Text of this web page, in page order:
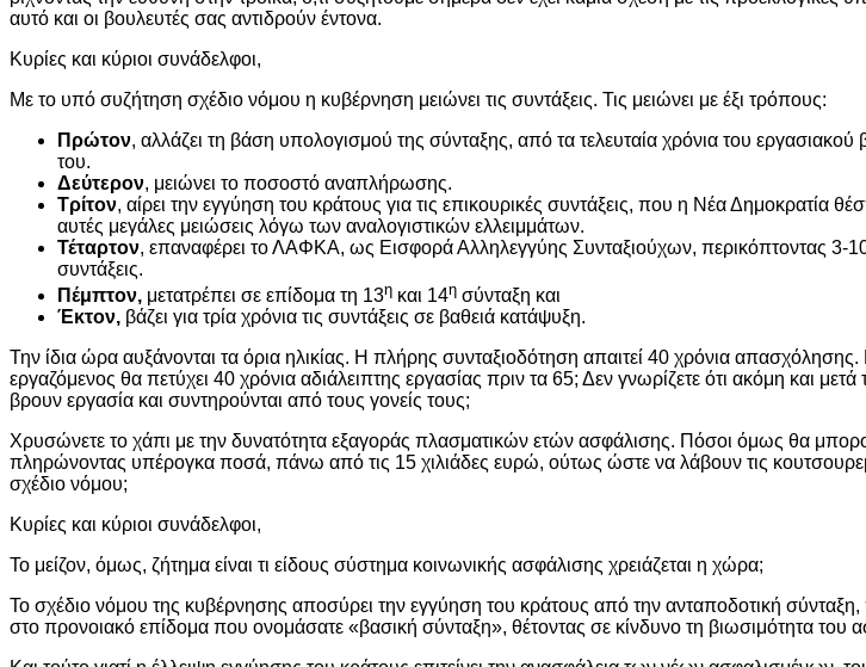
αυτό και οι βουλευτές σας αντιδρούν έντονα.
Κυρίες και κύριοι συνάδελφοι,
Με το υπό συζήτηση σχέδιο νόμου η κυβέρνηση μειώνει τις συντάξεις. Τις μειώνει με έξι τρόπους:
Πρώτον, αλλάζει τη βάση υπολογισμού της σύνταξης, από τα τελευταία χρόνια του
του.
Δεύτερον, μειώνει το ποσοστό αναπλήρωσης.
Τρίτον, αίρει την εγγύηση του κράτους για τις επικουρικές συντάξεις, που η Νέα Δημοκρατία
αυτές μεγάλες μειώσεις λόγω των αναλογιστικών ελλειμμάτων.
Τέταρτον, επαναφέρει το ΛΑΦΚΑ, ως Εισφορά Αλληλεγγύης Συνταξιούχων, περικόπτοντας 3-
συντάξεις.
Πέμπτον, μετατρέπει σε επίδομα τη 13η και 14η σύνταξη και
Έκτον, βάζει για τρία χρόνια τις συντάξεις σε βαθειά κατάψυξη.
Την ίδια ώρα αυξάνονται τα όρια ηλικίας. Η πλήρης συνταξιοδότηση απαιτεί 40 χρόνια απασχόλησης.
εργαζόμενος θα πετύχει 40 χρόνια αδιάλειπτης εργασίας πριν τα 65; Δεν γνωρίζετε ότι ακόμη και μετά
βρουν εργασία και συντηρούνται από τους γονείς τους;
Χρυσώνετε το χάπι με την δυνατότητα εξαγοράς πλασματικών ετών ασφάλισης. Πόσοι όμως θα
πληρώνοντας υπέρογκα ποσά, πάνω από τις 15 χιλιάδες ευρώ, ούτως ώστε να λάβουν τις
σχέδιο νόμου;
Κυρίες και κύριοι συνάδελφοι,
Το μείζον, όμως, ζήτημα είναι τι είδους σύστημα κοινωνικής ασφάλισης χρειάζεται η χώρα;
Το σχέδιο νόμου της κυβέρνησης αποσύρει την εγγύηση του κράτους από την ανταποδοτική σύνταξη,
στο προνοιακό επίδομα που ονομάσατε «βασική σύνταξη», θέτοντας σε κίνδυνο τη βιωσιμότητα του